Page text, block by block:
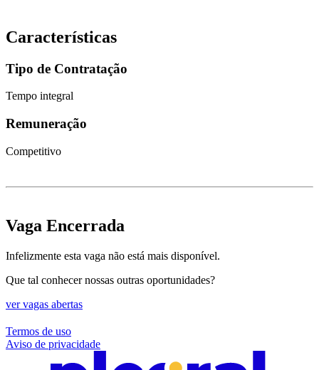
Características
Tipo de Contratação
Tempo integral
Remuneração
Competitivo
Vaga Encerrada
Infelizmente esta vaga não está mais disponível.
Que tal conhecer nossas outras oportunidades?
ver vagas abertas
Termos de uso
Aviso de privacidade